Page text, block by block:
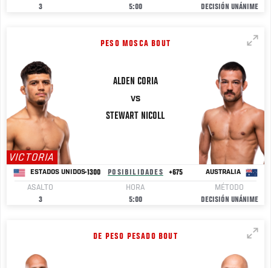
3
5:00
DECISIÓN UNÁNIME
PESO MOSCA BOUT
VICTORIA
ALDEN CORIA
VS
STEWART NICOLL
ESTADOS UNIDOS-1300 POSIBILIDADES +675 AUSTRALIA
ASALTO
3
HORA
5:00
MÉTODO
DECISIÓN UNÁNIME
DE PESO PESADO BOUT